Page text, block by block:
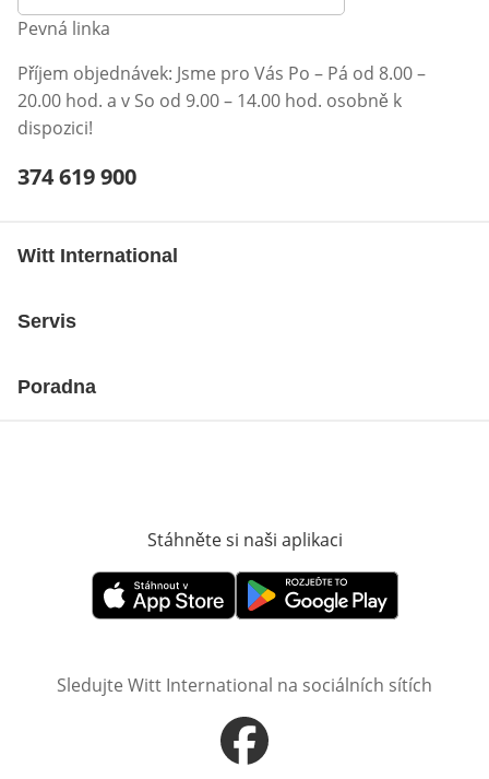
Pevná linka
Příjem objednávek: Jsme pro Vás Po – Pá od 8.00 –
20.00 hod. a v So od 9.00 – 14.00 hod. osobně k
dispozici!
Telefonní číslo:
374 619 900
Witt International
Servis
Poradna
Stáhněte si naši aplikaci
Otevře v novém okněOtevře v novém okně
Sledujte Witt International na sociálních sítích
Otevře v novém okně